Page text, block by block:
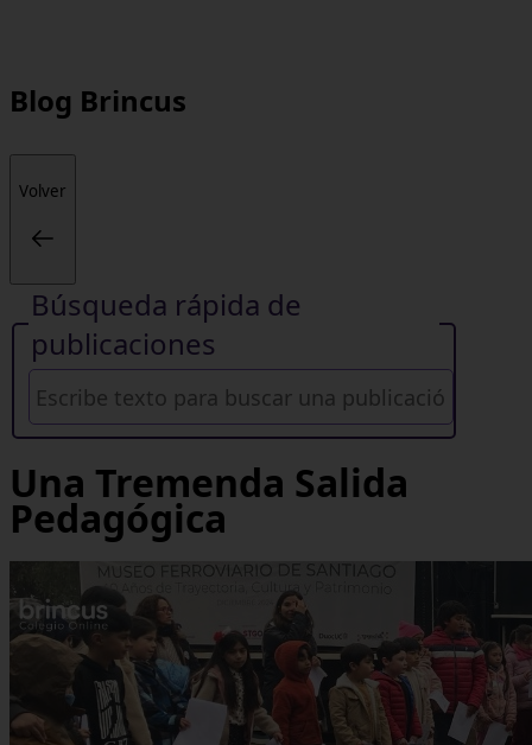
Blog Brincus
Volver
Búsqueda rápida de
publicaciones
Una Tremenda Salida
Pedagógica